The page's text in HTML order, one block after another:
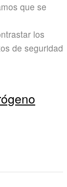
que se
los
de seguridad